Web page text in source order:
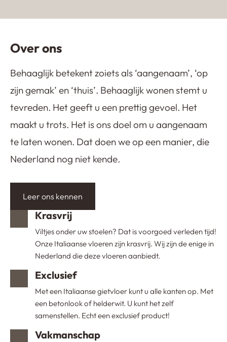
Over ons
Behaaglijk betekent zoiets als ‘aangenaam’, ‘op
zijn gemak’ en ‘thuis’. Behaaglijk wonen stemt u
tevreden. Het geeft u een prettig gevoel. Het
maakt u trots. Het is ons doel om u aangenaam
te laten wonen. Dat doen we op een manier, die
Nederland nog niet kende.
Leer ons kennen
Krasvrij
Viltjes onder uw stoelen? Dat is voorgoed verleden tijd!
Onze Italiaanse vloeren zijn krasvrij. Wij zijn de enige in
Nederland die deze vloeren aanbiedt.
Exclusief
Met een Italiaanse gietvloer kunt u alle kanten op. Met
een betonlook of helderwit. U kunt het zelf
samenstellen. Echt een exclusief product!
Vakmanschap